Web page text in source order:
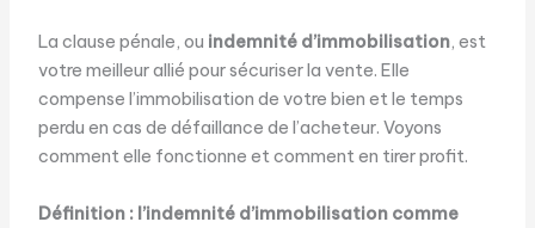
La clause pénale, ou indemnité d’immobilisation, est
votre meilleur allié pour sécuriser la vente. Elle
compense l’immobilisation de votre bien et le temps
perdu en cas de défaillance de l’acheteur. Voyons
comment elle fonctionne et comment en tirer profit.
Définition : l’indemnité d’immobilisation comme